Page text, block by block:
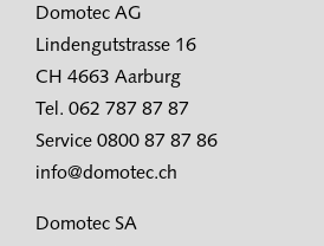
Domotec AG
Lindengutstrasse 16
CH 4663 Aarburg
Tel. 062 787 87 87
Service 0800 87 87 86
info@domotec.ch
Domotec SA